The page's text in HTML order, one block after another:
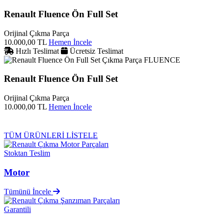
Renault Fluence Ön Full Set
Orijinal Çıkma Parça
10.000,00 TL Hemen İncele
Hızlı Teslimat
Ücretsiz Teslimat
FLUENCE
Renault Fluence Ön Full Set
Orijinal Çıkma Parça
10.000,00 TL Hemen İncele
TÜM ÜRÜNLERİ LİSTELE
Stoktan Teslim
Motor
Tümünü İncele
Garantili